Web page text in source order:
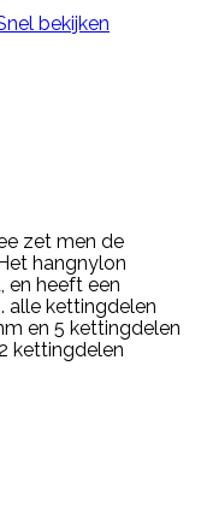
bekijken
zet men de
hangnylon
en heeft een
alle kettingdelen
en 5 kettingdelen
kettingdelen